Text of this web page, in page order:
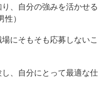
、自分の強みを活かせる
）
にそもそも応募しないこ
し、自分にとって最適な仕